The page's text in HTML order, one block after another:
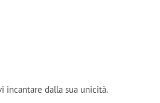
incantare dalla sua unicità.